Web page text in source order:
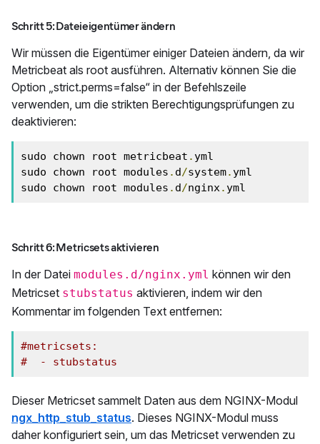
Schritt 5: Dateieigentümer ändern
Wir müssen die Eigentümer einiger Dateien ändern, da wir
Metricbeat als root ausführen. Alternativ können Sie die
Option „strict.perms=false“ in der Befehlszeile
verwenden, um die strikten Berechtigungsprüfungen zu
deaktivieren:
sudo chown root metricbeat . yml
sudo chown root modules . d/system. yml
sudo chown root modules . d/nginx. yml
Schritt 6: Metricsets aktivieren
In der Datei modules.d/nginx.yml können wir den
Metricset stubstatus aktivieren, indem wir den
Kommentar im folgenden Text entfernen:
#metricsets:
#  - stubstatus
Dieser Metricset sammelt Daten aus dem NGINX-Modul
ngx_http_stub_status. Dieses NGINX-Modul muss
daher konfiguriert sein, um das Metricset verwenden zu